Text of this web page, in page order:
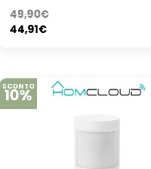
49,90€
44,91€
SCONTO
10%